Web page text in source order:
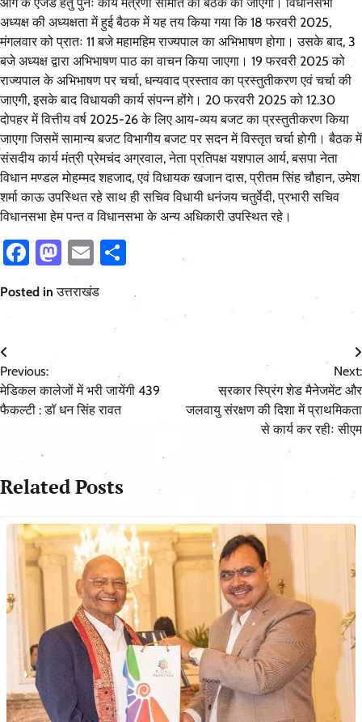
आगे के एजेंडे हेतु पुनः कार्य मंत्रणा समिति की बैठक की जाएगी। विधानसभा
अध्यक्ष की अध्यक्षता में हुई बैठक में यह तय किया गया कि 18 फरवरी 2025,
मंगलवार को प्रातः 11 बजे महामहिम राज्यपाल का अभिभाषण होगा। उसके बाद, 3
बजे अध्यक्ष द्वारा अभिभाषण पाठ का वाचन किया जाएगा। 19 फरवरी 2025 को
राज्यपाल के अभिभाषण पर चर्चा, धन्यवाद प्रस्ताव का प्रस्तुतीकरण एवं चर्चा की
जाएगी, इसके बाद विधायकी कार्य संपन्न होंगे। 20 फरवरी 2025 को 12.30
दोपहर में वित्तीय वर्ष 2025-26 के लिए आय-व्यय बजट का प्रस्तुतीकरण किया
जाएगा जिसमें सामान्य बजट विभागीय बजट पर सदन में विस्तृत चर्चा होगी। बैठक में
संसदीय कार्य मंत्री प्रेमचंद अग्रवाल, नेता प्रतिपक्ष यशपाल आर्य, बसपा नेता
विधान मण्डल मोहम्मद शहजाद, एवं विधायक खजान दास, प्रीतम सिंह चौहान, उमेश
शर्मा काऊ उपस्थित रहे साथ ही सचिव विधायी धनंजय चतुर्वेदी, प्रभारी सचिव
विधानसभा हेम पन्त व विधानसभा के अन्य अधिकारी उपस्थित रहे।
Facebook
Mastodon
EmailShare
Posted inउत्तराखंड
Post
navigation
Previous:
मेडिकल कालेजों में भरी जायेंगी 439
फैकल्टी : डॉ धन सिंह रावत
Next:
सरकार स्प्रिंग शेड मैनेजमेंट और
जलवायु संरक्षण की दिशा में प्राथमिकता
से कार्य कर रहीः सीएम
Related Posts